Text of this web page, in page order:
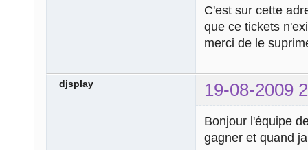
C'est sur cette
que ce tickets
merci de le
djsplay 19-08-2009
Bonjour l'équipe
gagner et quand